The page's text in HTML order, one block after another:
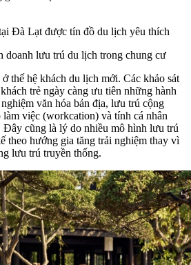
Đà Lạt được tín đồ du lịch yêu thích
doanh lưu trú du lịch trong chung cư
thế hệ khách du lịch mới. Các khảo sát
trẻ ngày càng ưu tiên những hành
văn hóa bản địa, lưu trú cộng
việc (workcation) và tính cá nhân
Đây cũng là lý do nhiều mô hình lưu trú
theo hướng gia tăng trải nghiệm thay vì
lưu trú truyền thống.